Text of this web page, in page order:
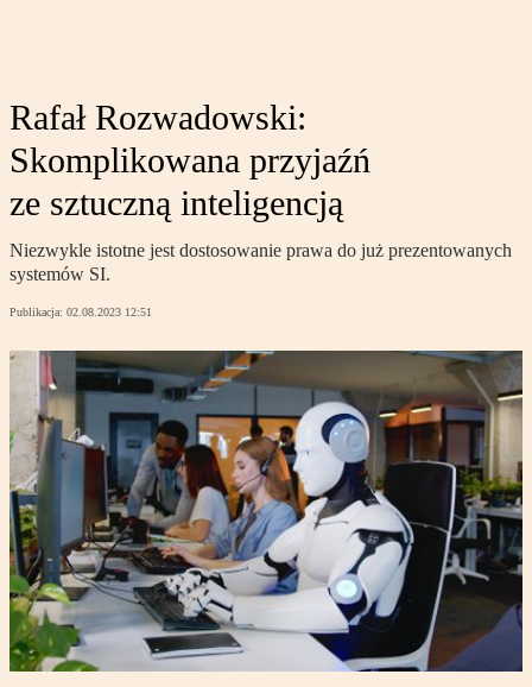
Rafał Rozwadowski:
Skomplikowana przyjaźń
ze sztuczną inteligencją
Niezwykle istotne jest dostosowanie prawa do już prezentowanych
systemów SI.
Publikacja: 02.08.2023 12:51